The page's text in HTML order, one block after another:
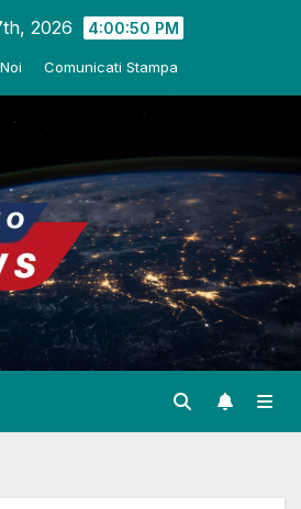
2026 4:00:51 PM
Comunicati Stampa